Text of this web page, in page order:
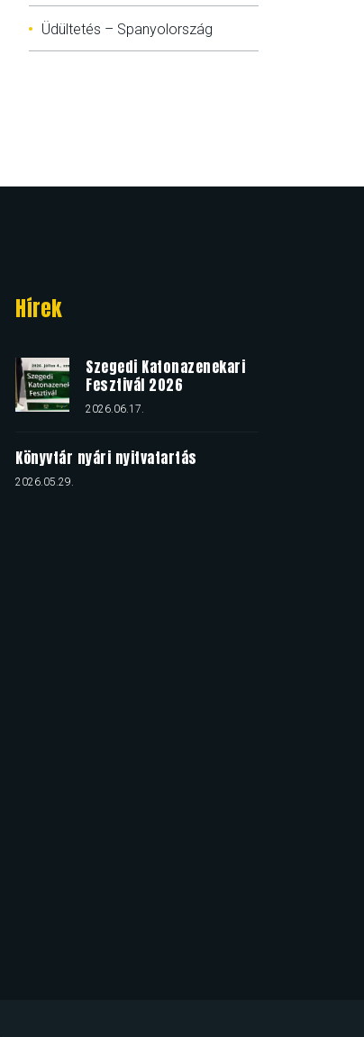
Üdültetés – Spanyolország
Hírek
Szegedi Katonazenekari
Fesztivál 2026
2026.06.17.
Könyvtár nyári nyitvatartás
2026.05.29.